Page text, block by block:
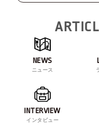
NEWS
ニュース
INTERVIEW
インタビュー